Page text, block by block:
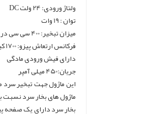
ولتاژ ورودی: 24 ولت DC
توان : 19 وات
میزان تبخیر: 400 سی سی در هر ساعت
فرکانس ارتعاش پیزو: 1700 کیلوهرتز
دارای فیش ورودی مادگی
جریان:450 میلی آمپر
این ماژول جهت تبخیر سرد
ماژول های بخار سرد نسبت